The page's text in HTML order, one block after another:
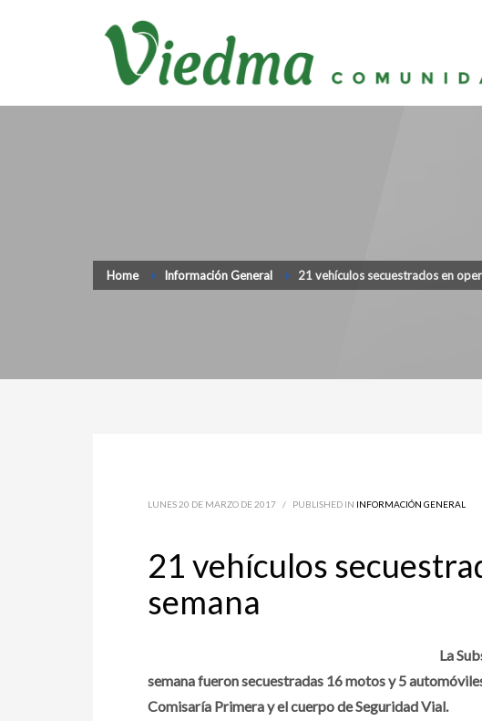
Home Información General 21 vehículos secuestrados en
LUNES 20 DE MARZO DE 2017 / PUBLISHED IN INFORMACIÓN GENERAL
21 vehículos
semana
La
semana fueron secuestradas 16 motos y 5
Comisaría Primera y el cuerpo de Seguridad Vial.